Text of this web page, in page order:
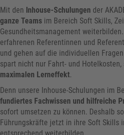
Mit den Inhouse-Schulungen der
ganze Teams im Bereich Soft Skills,
Gesundheitsmanagement
erfahrenen Referentinnen und
und gehen auf die individuellen
spart nicht nur Fahrt- und
maximalen Lerneffekt.
Denn unsere Inhouse-Schulungen im
fundiertes Fachwissen und hilfreiche
sofort umsetzen zu können. Deshalb
Führungskräfte jetzt in ihre Soft Skills